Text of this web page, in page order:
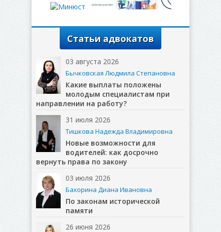
Статьи адвокатов
03 августа 2026
Бычковская Людмила Степановна
Какие выплаты положены
молодым специалистам при
направлении на работу?
31 июля 2026
Тишкова Надежда Владимировна
Новые возможности для
водителей: как досрочно
вернуть права по закону
03 июля 2026
Бахорина Диана Ивановна
По законам исторической
памяти
26 июня 2026